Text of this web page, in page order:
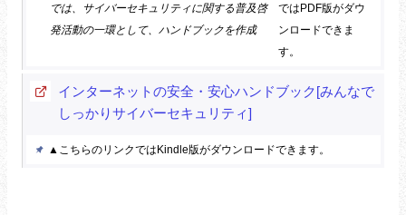
では、サイバーセキュリティに関する普及啓
発活動の一環として、ハンドブックを作成
ではPDF版がダウ
ンロードできま
す。
インターネットの安全・安心ハンドブック[みんなで
しっかりサイバーセキュリティ]
▲こちらのリンクではKindle版がダウンロードできます。